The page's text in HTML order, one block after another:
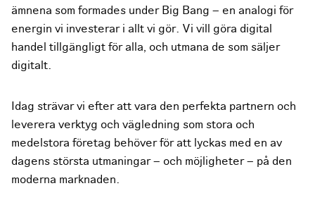
ämnena som formades under Big Bang – en analogi för
energin vi investerar i allt vi gör. Vi vill göra digital
handel tillgängligt för alla, och utmana de som säljer
digitalt.
Idag strävar vi efter att vara den perfekta partnern och
leverera verktyg och vägledning som stora och
medelstora företag behöver för att lyckas med en av
dagens största utmaningar – och möjligheter – på den
moderna marknaden.